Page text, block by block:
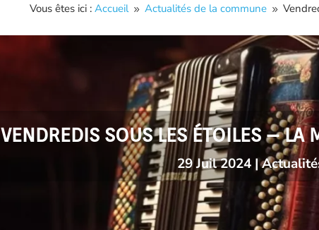
Vous êtes ici : Accueil 9 Actualités de la commune 9
VENDREDIS SOUS LES ÉTOILES – LA
29 Juil 2024 |